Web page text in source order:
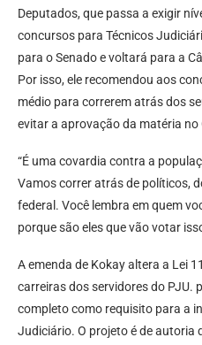
Deputados, que passa a exigir
concursos para Técnicos
para o Senado e voltará para a
Por isso, ele recomendou aos
médio para correrem atrás dos
evitar a aprovação da matéria no
“É uma covardia contra a
Vamos correr atrás de políticos,
federal. Você lembra em quem
porque são eles que vão votar
A emenda de Kokay altera a Lei
carreiras dos servidores do PJU.
completo como requisito para a
Judiciário. O projeto é de autoria